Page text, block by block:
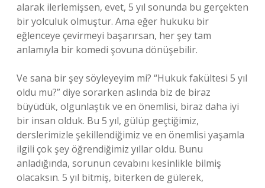
alarak ilerlemişsen, evet, 5 yıl sonunda bu gerçekten
bir yolculuk olmuştur. Ama eğer hukuku bir
eğlenceye çevirmeyi başarırsan, her şey tam
anlamıyla bir komedi şovuna dönüşebilir.
Ve sana bir şey söyleyeyim mi? “Hukuk fakültesi 5 yıl
oldu mu?” diye sorarken aslında biz de biraz
büyüdük, olgunlaştık ve en önemlisi, biraz daha iyi
bir insan olduk. Bu 5 yıl, gülüp geçtiğimiz,
derslerimizle şekillendiğimiz ve en önemlisi yaşamla
ilgili çok şey öğrendiğimiz yıllar oldu. Bunu
anladığında, sorunun cevabını kesinlikle bilmiş
olacaksın. 5 yıl bitmiş, biterken de gülerek,